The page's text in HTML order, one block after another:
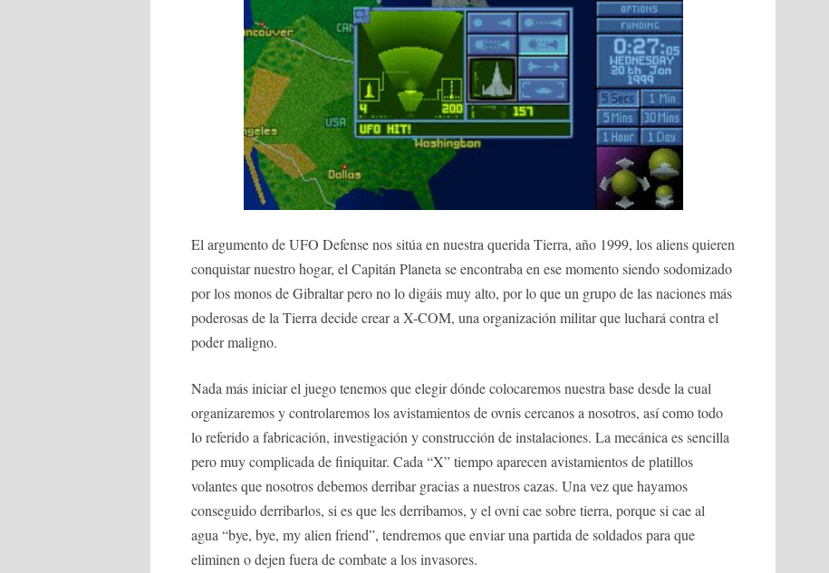
El argumento de UFO Defense nos sitúa en nuestra querida Tierra, año 1999, los aliens quieren
conquistar nuestro hogar, el Capitán Planeta se encontraba en ese momento siendo sodomizado
por los monos de Gibraltar pero no lo digáis muy alto, por lo que un grupo de las naciones más
poderosas de la Tierra decide crear a X-COM, una organización militar que luchará contra el
poder maligno.
Nada más iniciar el juego tenemos que elegir dónde colocaremos nuestra base desde la cual
organizaremos y controlaremos los avistamientos de ovnis cercanos a nosotros, así como todo
lo referido a fabricación, investigación y construcción de instalaciones. La mecánica es sencilla
pero muy complicada de finiquitar. Cada “X” tiempo aparecen avistamientos de platillos
volantes que nosotros debemos derribar gracias a nuestros cazas. Una vez que hayamos
conseguido derribarlos, si es que les derribamos, y el ovni cae sobre tierra, porque si cae al
agua “bye, bye, my alien friend”, tendremos que enviar una partida de soldados para que
eliminen o dejen fuera de combate a los invasores.